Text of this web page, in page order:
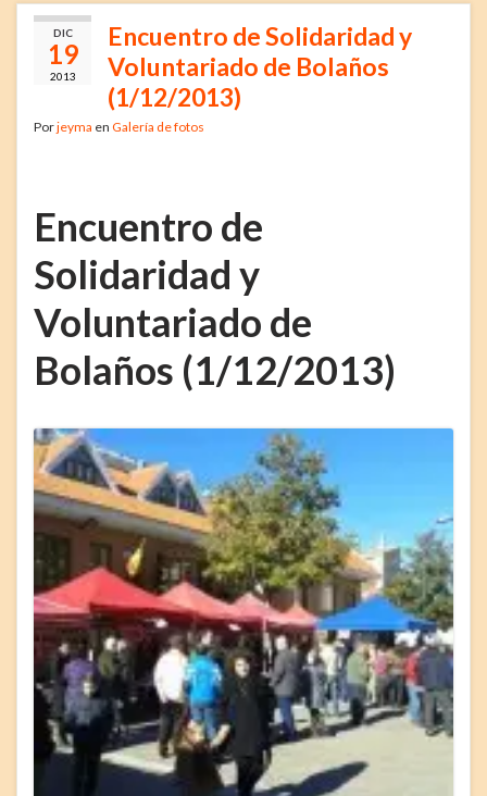
DIC
19
2013
Encuentro de Solidaridad y
Voluntariado de Bolaños
(1/12/2013)
Porjeyma en Galería de fotos
Encuentro de
Solidaridad y
Voluntariado de
Bolaños (1/12/2013)